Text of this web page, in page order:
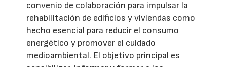
convenio de colaboración para impulsar la
rehabilitación de edificios y viviendas como
hecho esencial para reducir el consumo
energético y promover el cuidado
medioambiental. El objetivo principal es